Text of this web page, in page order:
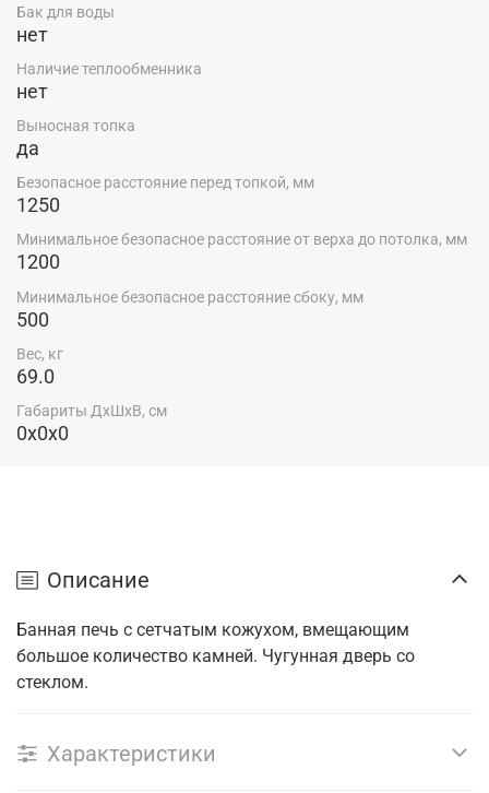
Бак для воды
нет
Наличие теплообменника
нет
Выносная топка
да
Безопасное расстояние перед топкой, мм
1250
Минимальное безопасное расстояние от верха до потолка, мм
1200
Минимальное безопасное расстояние сбоку, мм
500
Вес, кг
69.0
Габариты ДхШхВ, см
0x0x0
Описание
Банная печь с сетчатым кожухом, вмещающим
большое количество камней. Чугунная дверь со
стеклом.
Характеристики